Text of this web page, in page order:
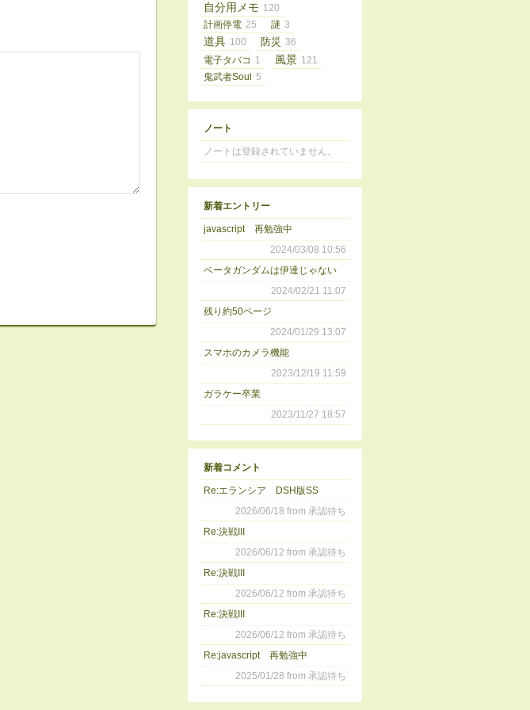
自分用メモ 120
計画停電 25 謎 3
道具 100 防災 36
電子タバコ 1 風景 121
鬼武者Soul
5
ノート
ノートは登録されていません。
新着エントリー
javascript 再勉強中
2024/03/08 10:56
ベータガンダムは伊達じゃない
2024/02/21 11:07
残り約50ページ
2024/01/29 13:07
スマホのカメラ機能
2023/12/19 11:59
ガラケー卒業
2023/11/27 18:57
新着コメント
Re:エランシア DSH版SS
2026/06/18 from 承認待ち
Re:決戦III
2026/06/12 from 承認待ち
Re:決戦III
2026/06/12 from 承認待ち
Re:決戦III
2026/06/12 from 承認待ち
Re:javascript 再勉強中
2025/01/28 from 承認待ち